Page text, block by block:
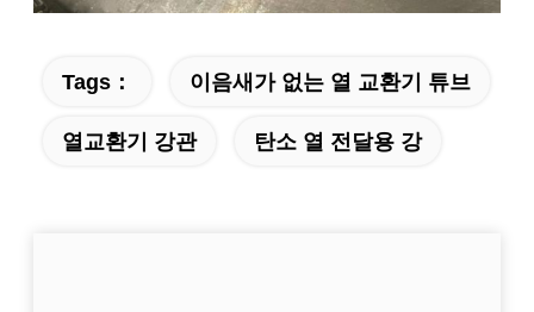
Tags： 이음새가 없는 열 교환기 튜브
열교환기 강관 탄소 열 전달용 강